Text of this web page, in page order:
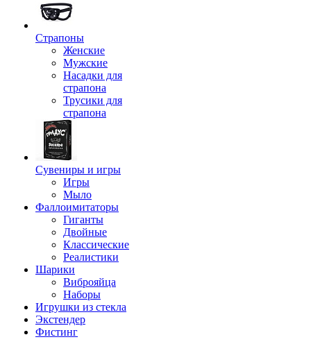
Страпоны
Женские
Мужские
Насадки для
страпона
Трусики для
страпона
Сувениры и игры
Игры
Мыло
Фаллоимитаторы
Гиганты
Двойные
Классические
Реалистики
Шарики
Виброяйца
Наборы
Игрушки из стекла
Экстендер
Фистинг